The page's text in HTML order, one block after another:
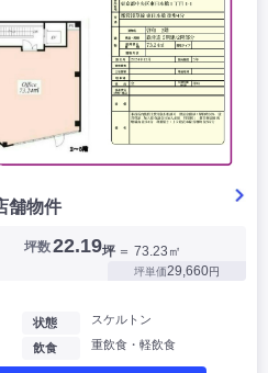
舗物件
坪数22.19坪 ＝ 73.23㎡
坪単価29,660円
状態 スケルトン
飲食 重飲食・軽飲食